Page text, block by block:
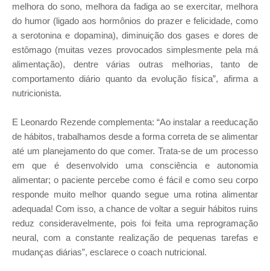
melhora do sono, melhora da fadiga ao se exercitar, melhora
do humor (ligado aos hormônios do prazer e felicidade, como
a serotonina e dopamina), diminuição dos gases e dores de
estômago (muitas vezes provocados simplesmente pela má
alimentação), dentre várias outras melhorias, tanto de
comportamento diário quanto da evolução física”, afirma a
nutricionista.
E Leonardo Rezende complementa: “Ao instalar a reeducação
de hábitos, trabalhamos desde a forma correta de se alimentar
até um planejamento do que comer. Trata-se de um processo
em que é desenvolvido uma consciência e autonomia
alimentar; o paciente percebe como é fácil e como seu corpo
responde muito melhor quando segue uma rotina alimentar
adequada! Com isso, a chance de voltar a seguir hábitos ruins
reduz consideravelmente, pois foi feita uma reprogramação
neural, com a constante realização de pequenas tarefas e
mudanças diárias”, esclarece o coach nutricional.